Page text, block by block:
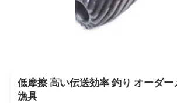
低摩擦 高い伝送効率 釣り オーダー
漁具